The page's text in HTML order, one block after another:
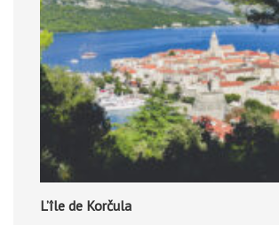
L’île de Korčula